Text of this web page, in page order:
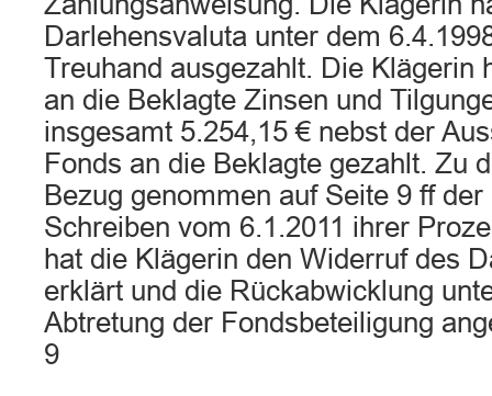
Darlehensvaluta unter dem
Treuhand ausgezahlt. Die Klägerin
an die Beklagte Zinsen und
insgesamt 5.254,15 € nebst der
Fonds an die Beklagte gezahlt. Zu
Bezug genommen auf Seite 9 ff
Schreiben vom 6.1.2011 ihrer
hat die Klägerin den Widerruf des
erklärt und die Rückabwicklung
Abtretung der Fondsbeteiligung
9